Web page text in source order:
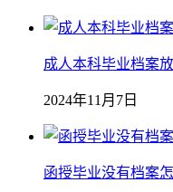
成人本科毕业档案
2024年11月7日
函授毕业没有档案